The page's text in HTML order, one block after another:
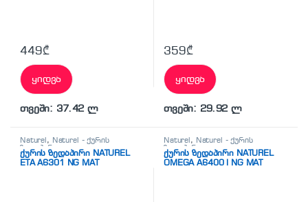
449₾
ყიდვა
თვეში: 37.42 ლ
359₾
ყიდვა
თვეში: 29.92 ლ
Naturel , Naturel - ქურის
ზედაპირი
ქურის ზედაპირი NATUREL
ETA A6301 NG MAT
Naturel , Naturel - ქურის
ზედაპირი
ქურის ზედაპირი NATUREL
OMEGA A6400 I NG MAT